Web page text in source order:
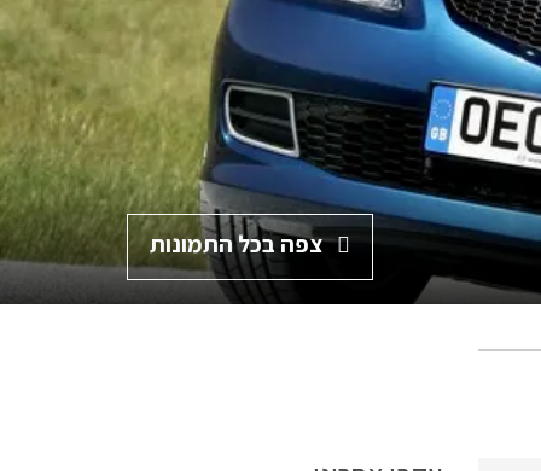
צפה בכל התמונות